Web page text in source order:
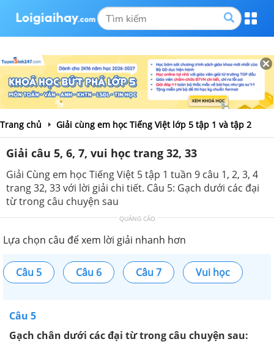
Trang chủ Giải cùng em học Tiếng Việt lớp 5 tập 1 và tập 2
Giải câu 5, 6, 7, vui học trang 32, 33
Giải Cùng em học Tiếng Việt 5 tập 1 tuần 9 câu 1, 2, 3, 4
trang 32, 33 với lời giải chi tiết. Câu 5: Gạch dưới các đại
từ trong câu chuyện sau
QUẢNG CÁO
Lựa chọn câu để xem lời giải nhanh hơn
Câu 5 Câu 6 Câu 7 Vui học
Câu 5
Gạch chân dưới các đại từ trong câu chuyện sau: